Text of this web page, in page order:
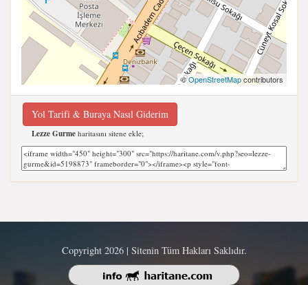
©OpenStreetMapcontributors
Yol Tarifi & Buraya Nasıl Giderim
Lezze Gurme haritasını sitene ekle;
Copyright 2026 | Sitenin Tüm Hakları Saklıdır.